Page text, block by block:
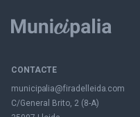
CONTACTE
municipalia@firadelleida.com
C/General Brito, 2 (8-A)